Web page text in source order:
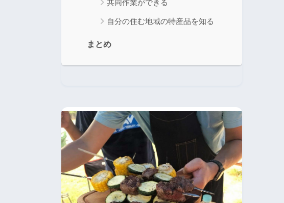
共同作業ができる
自分の住む地域の特産品を知る
まとめ